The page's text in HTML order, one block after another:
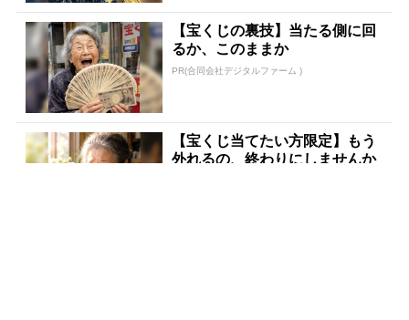
【宝くじの裏技】当たる側に回
るか、このままか
PR(合同会社デジタルファーム )
【宝くじ当てたい方限定】もう
外れるの、終わりにしませんか